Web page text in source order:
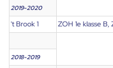
2019-2020
't Brook 1 ZOH 1e klasse B,
2018-2019